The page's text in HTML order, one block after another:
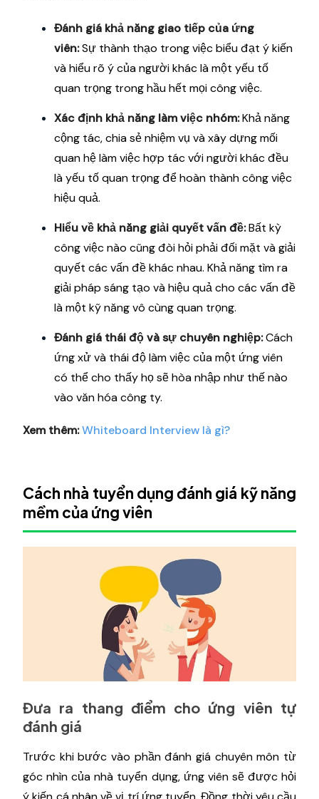
Đánh giá khả năng giao tiếp của ứng
viên:Sự thành thạo trong việc biểu đạt ý kiến
và hiểu rõ ý của người khác là một yếu tố
quan trọng trong hầu hết mọi công việc.
Xác định khả năng làm việc nhóm:Khả năng
cộng tác, chia sẻ nhiệm vụ và xây dựng mối
quan hệ làm việc hợp tác với người khác đều
là yếu tố quan trọng để hoàn thành công việc
hiệu quả.
Hiểu về khả năng giải quyết vấn đề:Bất kỳ
công việc nào cũng đòi hỏi phải đối mặt và giải
quyết các vấn đề khác nhau. Khả năng tìm ra
giải pháp sáng tạo và hiệu quả cho các vấn đề
là một kỹ năng vô cùng quan trọng.
Đánh giá thái độ và sự chuyên nghiệp:Cách
ứng xử và thái độ làm việc của một ứng viên
có thể cho thấy họ sẽ hòa nhập như thế nào
vào văn hóa công ty.
Xem thêm:Whiteboard Interview là gì?
Cách nhà tuyển dụng đánh giá kỹ năng
mềm của ứng viên
Đưa ra thang điểm cho ứng viên tự
đánh giá
Trước khi bước vào phần đánh giá chuyên môn từ
góc nhìn của nhà tuyển dụng, ứng viên sẽ được hỏi